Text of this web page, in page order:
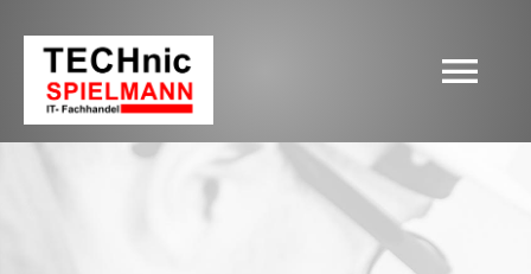
Inhalt
springen